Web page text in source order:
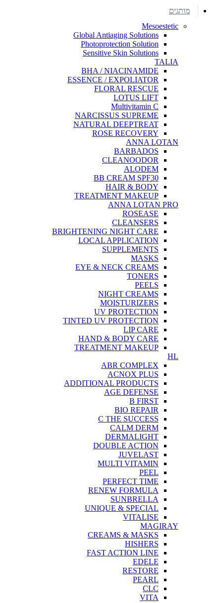
מותגים
Mesoestetic
Global Antiaging Solutions
Photoprotection Solution
Sensitive Skin Solutions
TALIA
BHA / NIACINAMIDE
ESSENCE / EXPOLIATOR
FLORAL RESCUE
LOTUS LIFT
Multivitamin C
NARCISSUS SUPREME
NATURAL DEEPTREAT
ROSE RECOVERY
ANNA LOTAN
BARBADOS
CLEANOODOR
ALODEM
BB CREAM SPF30
HAIR & BODY
TREATMENT MAKEUP
ANNA LOTAN PRO
ROSEASE
CLEANSERS
BRIGHTENING NIGHT CARE
LOCAL APPLICATION
SUPPLEMENTS
MASKS
EYE & NECK CREAMS
TONERS
PEELS
NIGHT CREAMS
MOISTURIZERS
UV PROTECTION
TINTED UV PROTECTION
LIP CARE
HAND & BODY CARE
TREATMENT MAKEUP
HL
ABR COMPLEX
ACNOX PLUS
ADDITIONAL PRODUCTS
AGE DEFENSE
B FIRST
BIO REPAIR
C THE SUCCESS
CALM DERM
DERMALIGHT
DOUBLE ACTION
JUVELAST
MULTI VITAMIN
PEEL
PERFECT TIME
RENEW FORMULA
SUNBRELLA
UNIQUE & SPECIAL
VITALISE
MAGIRAY
CREAMS & MASKS
HISHERS
FAST ACTION LINE
EDELE
RESTORE
PEARL
CLC
VITA